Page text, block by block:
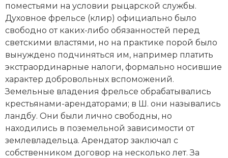
поместьями на условии рыцарской службы.
Духовное фрельсе (клир) официально было
свободно от каких-либо обязанностей перед
светскими властями, но на практике порой было
вынуждено подчиняться им, например платить
экстраординарные налоги, формально носившие
характер добровольных вспоможений.
Земельные владения фрельсе обрабатывались
крестьянами-арендаторами; в Ш. они назывались
ландбу. Они были лично свободны, но
находились в поземельной зависимости от
земле­владельца. Арендатор заключал с
собственником договор на несколько лет. За